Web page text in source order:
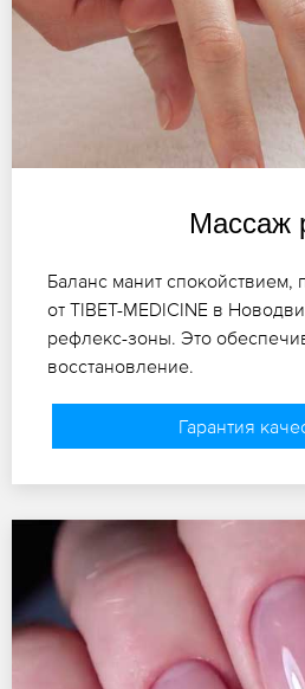
Массаж
Баланс манит спокойствием,
от TIBET-MEDICINE в
рефлекс-зоны. Это
восстановление.
Гарантия